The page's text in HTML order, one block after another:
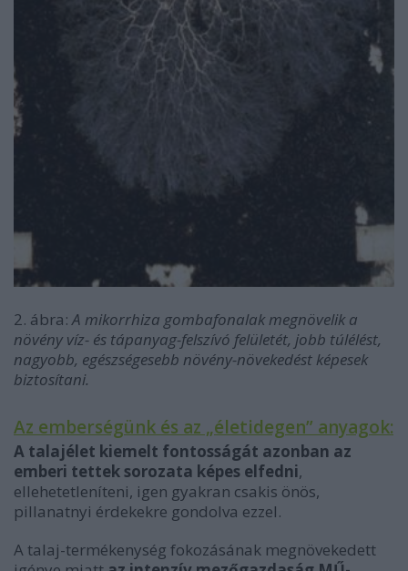
2. ábra: A mikorrhiza gombafonalak megnövelik a
növény víz- és tápanyag-felszívó felületét, jobb túlélést,
nagyobb, egészségesebb növény-növekedést képesek
biztosítani.
Az emberségünk és az „életidegen” anyagok:
A talajélet kiemelt fontosságát azonban az
emberi tettek sorozata képes elfedni,
ellehetetleníteni, igen gyakran csakis önös,
pillanatnyi érdekekre gondolva ezzel.
A talaj-termékenység fokozásának megnövekedett